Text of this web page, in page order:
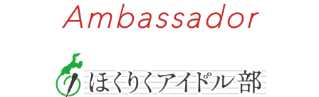
Ambassador